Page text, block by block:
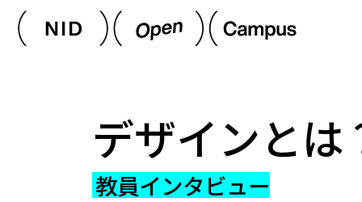
デザインとは
教員インタビュー